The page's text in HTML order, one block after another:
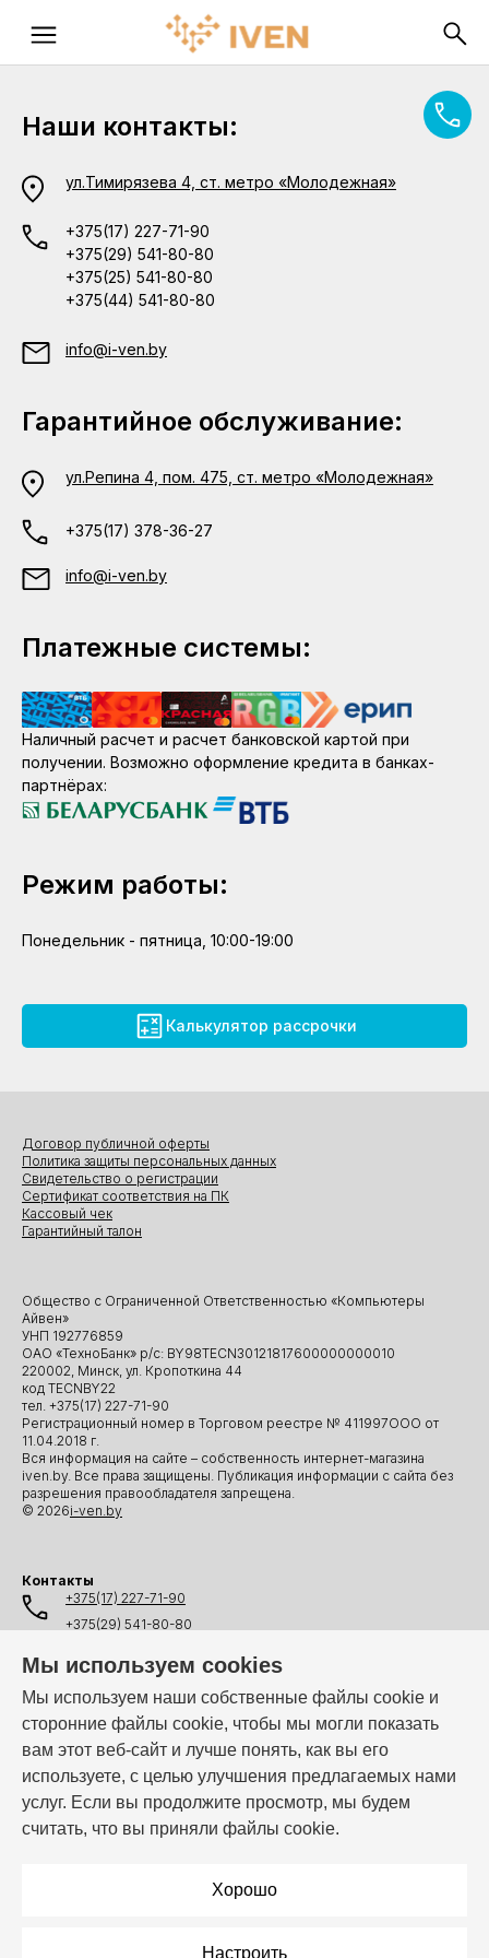
Мы используем cookies
Мы используем наши собственные файлы cookie и
сторонние файлы cookie, чтобы мы могли показать
вам этот веб-сайт и лучше понять, как вы его
используете, с целью улучшения предлагаемых нами
услуг. Если вы продолжите просмотр, мы будем
считать, что вы приняли файлы cookie.
Хорошо
Настроить
Наши контакты:
ул.Тимирязева 4, ст. метро «Молодежная»
+375(17) 227-71-90
+375(29) 541-80-80
+375(25) 541-80-80
+375(44) 541-80-80
info@i-ven.by
Гарантийное обслуживание:
ул.Репина 4, пом. 475, ст. метро «Молодежная»
+375(17) 378-36-27
info@i-ven.by
Платежные системы:
Наличный расчет и расчет банковской картой при
получении. Возможно оформление кредита в банках-
партнёрах:
Режим работы:
Понедельник - пятница, 10:00-19:00
Калькулятор рассрочки
Общество с Ограниченной Ответственностью «Компьютеры
Айвен»
УНП 192776859
ОАО «ТехноБанк» р/с: BY98TECN30121817600000000010
220002, Минск, ул. Кропоткина 44
код TECNBY22
тел. +375(17) 227-71-90
Регистрационный номер в Торговом реестре № 411997ООО от
11.04.2018 г.
Вся информация на сайте – собственность интернет-магазина
iven.by. Все права защищены. Публикация информации с сайта без
разрешения правообладателя запрещена.
© 2026i-ven.by
Договор публичной оферты
Политика защиты персональных данных
Свидетельство о регистрации
Сертификат соответствия на ПК
Кассовый чек
Гарантийный талон
Контакты
+375(17) 227-71-90
+375(29) 541-80-80
+375(44) 541-80-80
info@i-ven.by
Мы в мессенджерах:
Режим работы: Пн–Пт: 10:00 – 19:00